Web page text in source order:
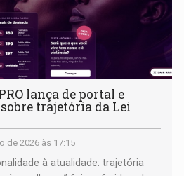
lança de portal e
trajetória da Lei
de 2026 às 17:15
à atualidade: trajetória